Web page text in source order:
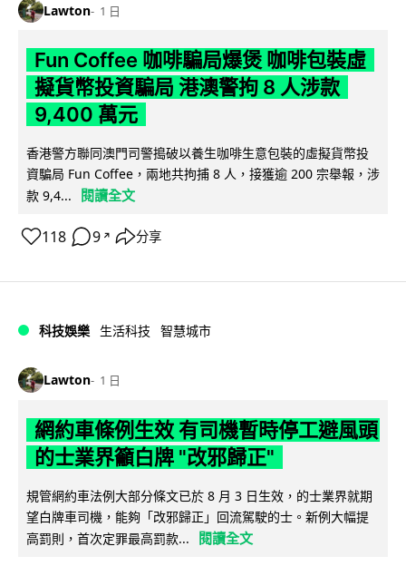
Lawton 1 日
Fun Coffee 咖啡騙局爆煲 咖啡包裝虛
擬貨幣投資騙局 港澳警拘 8 人涉款
9,400 萬元
香港警方聯同澳門司警搗破以養生咖啡生意包裝的虛擬貨幣投
資騙局 Fun Coffee，兩地共拘捕 8 人，接獲逾 200 宗舉報，涉
款 9,4...
閱讀全文
118 9 ↗ 分享
科技娛樂 生活科技 智慧城市
Lawton 1 日
網約車條例生效 有司機暫時停工避風頭
的士業界籲白牌 "改邪歸正"
規管網約車法例大部分條文已於 8 月 3 日生效，的士業界就期
望白牌車司機，能夠「改邪歸正」回流駕駛的士。新例大幅提
高罰則，首次定罪最高罰款...
閱讀全文